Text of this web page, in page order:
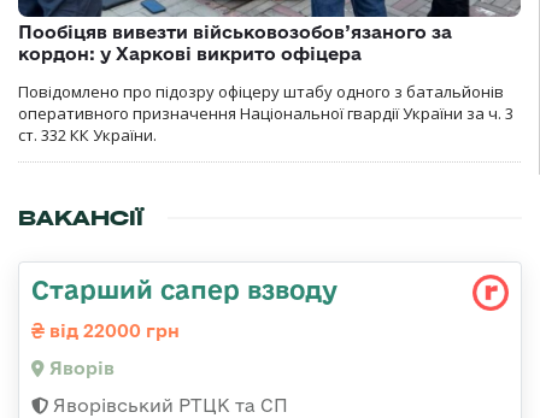
Пообіцяв вивезти військовозобов’язаного за
кордон: у Харкові викрито офіцера
Повідомлено про підозру офіцеру штабу одного з батальйонів
оперативного призначення Національної гвардії України за ч. 3
ст. 332 КК України.
ВАКАНСІЇ
Старший сапер взводу
від 22000 грн
Яворів
Яворівський РТЦК та СП